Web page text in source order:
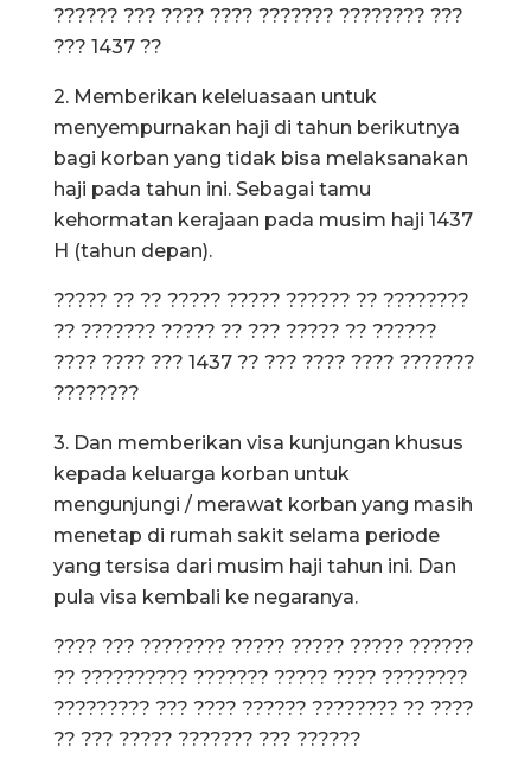
?????? ??? ???? ???? ??????? ???????? ???
??? 1437 ??
2. Memberikan keleluasaan untuk
menyempurnakan haji di tahun berikutnya
bagi korban yang tidak bisa melaksanakan
haji pada tahun ini. Sebagai tamu
kehormatan kerajaan pada musim haji 1437
H (tahun depan).
????? ?? ?? ????? ????? ?????? ?? ????????
?? ??????? ????? ?? ??? ????? ?? ??????
???? ???? ??? 1437 ?? ??? ???? ???? ???????
????????
3. Dan memberikan visa kunjungan khusus
kepada keluarga korban untuk
mengunjungi / merawat korban yang masih
menetap di rumah sakit selama periode
yang tersisa dari musim haji tahun ini. Dan
pula visa kembali ke negaranya.
???? ??? ???????? ????? ????? ????? ??????
?? ?????????? ??????? ????? ???? ????????
????????? ??? ???? ?????? ???????? ?? ????
?? ??? ????? ??????? ??? ??????